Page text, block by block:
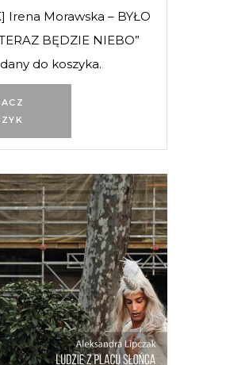
Irena Morawska – BYŁO
BĘDZIE NIEBO”
do koszyka.